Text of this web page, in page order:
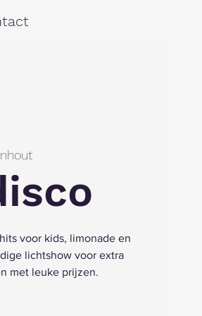
voor kids, limonade en
lichtshow voor extra
met leuke prijzen.